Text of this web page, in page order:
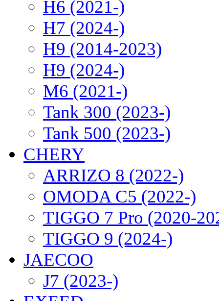
H6 (2021-)
H7 (2024-)
H9 (2014-2023)
H9 (2024-)
M6 (2021-)
Tank 300 (2023-)
Tank 500 (2023-)
CHERY
ARRIZO 8 (2022-)
OMODA C5 (2022-)
TIGGO 7 Pro (2020-
TIGGO 9 (2024-)
JAECOO
J7 (2023-)